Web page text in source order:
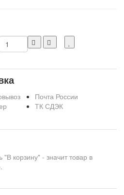
Почта России
ТК СДЭК
"В корзину" - значит товар в